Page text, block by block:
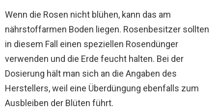
Wenn die Rosen nicht blühen, kann das am
nährstoffarmen Boden liegen. Rosenbesitzer sollten
in diesem Fall einen speziellen Rosendünger
verwenden und die Erde feucht halten. Bei der
Dosierung hält man sich an die Angaben des
Herstellers, weil eine Überdüngung ebenfalls zum
Ausbleiben der Blüten führt.